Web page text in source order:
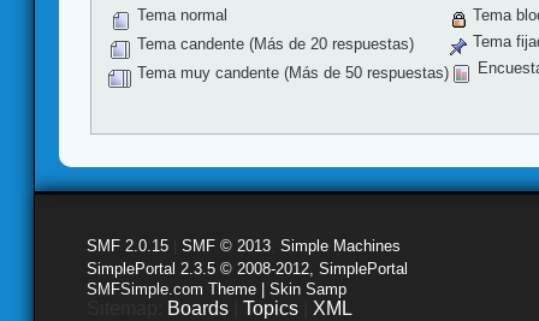
Tema normal
Tema candente (Más de 20 respuestas)
Tema muy candente (Más de 50 respuestas)
Tema
Tema
SMF 2.0.15 SMF © 2013 Simple Machines
SimplePortal 2.3.5 © 2008-2012, SimplePortal
SMFSimple.com Theme | Skin Samp
Boards Topics XML